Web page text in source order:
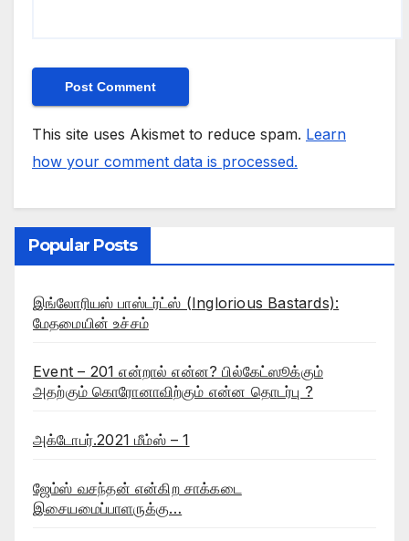
This site uses Akismet to reduce spam. Learn
how your comment data is processed.
Popular Posts
இங்லோரியஸ் பாஸ்டர்ட்ஸ் (Inglorious Bastards):
மேதமையின் உச்சம்
Event – 201 என்றால் என்ன? பில்கேட்ஸூக்கும்
அதற்கும் கொரோனாவிற்கும் என்ன தொடர்பு ?
அக்டோபர்.2021 மீம்ஸ் – 1
ஜேம்ஸ் வசந்தன் என்கிற சாக்கடை
இசையமைப்பாளருக்கு…